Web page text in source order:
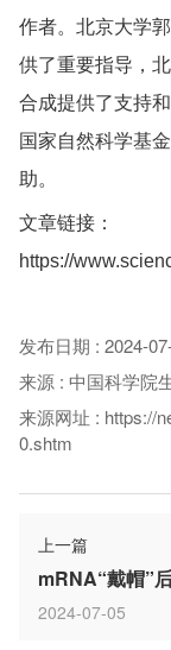
作者。北京大学
供了重要指导，
合成提供了支持
国家自然科学基
助。
文章链接：
https://
发布日期 : 2024-
来源 : 中国科学院
来源网址 : https://
0.shtm
上一篇
mRNA“戴帽”
2024-07-05